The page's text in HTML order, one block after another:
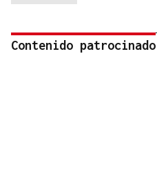
Contenido patrocinado